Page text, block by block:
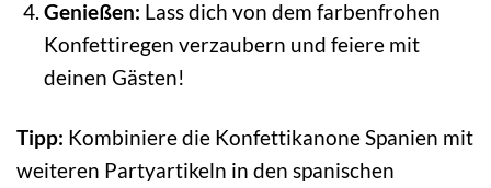
Genießen: Lass dich von dem farbenfrohen
Konfettiregen verzaubern und feiere mit
deinen Gästen!
Tipp: Kombiniere die Konfettikanone Spanien mit
weiteren Partyartikeln in den spanischen